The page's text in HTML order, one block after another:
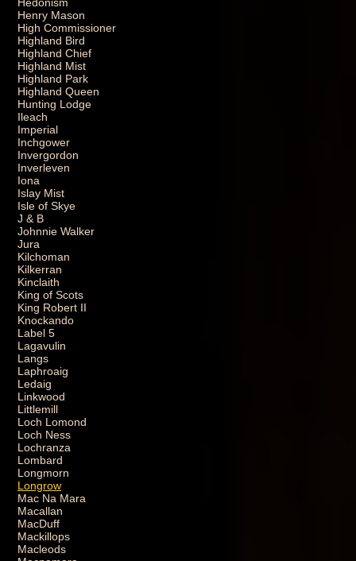
Henry Mason
High Commissioner
Highland Bird
Highland Chief
Highland Mist
Highland Park
Highland Queen
Hunting Lodge
Ileach
Imperial
Inchgower
Invergordon
Inverleven
Iona
Islay Mist
Isle of Skye
J & B
Johnnie Walker
Jura
Kilchoman
Kilkerran
Kinclaith
King of Scots
King Robert II
Knockando
Label 5
Lagavulin
Langs
Laphroaig
Ledaig
Linkwood
Littlemill
Loch Lomond
Loch Ness
Lochranza
Lombard
Longmorn
Longrow
Mac Na Mara
Macallan
MacDuff
Mackillops
Macleods